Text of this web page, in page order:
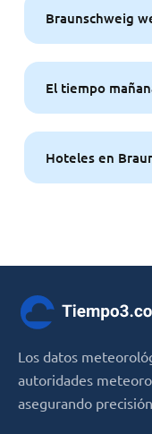
Braunschweig
El tiempo
Hoteles en
Los datos
autoridades
asegurando